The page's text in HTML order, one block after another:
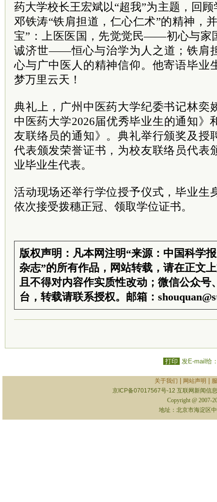
药大学校长王宏斌以“超我”为主题，回
邓铁涛“铁肩担道，仁心仁术”的精神，
宝”：上医医国，先觉觉民——初心与家
诚济世——恒心与治学为人之道；铁
心与广中医人的精神信仰。他寄语毕业
梦万里云天！
典礼上，广州中医药大学纪委书记林奕
中医药大学2026届优秀毕业生的通知》
友联络员的通知》。典礼举行颁奖及授
代表颁发荣誉证书，为校友联络员代表
业毕业生代表。
活动现场还举行学位授予仪式，毕业生
依次接受拨穗正冠、领取学位证书。
版权声明：凡本网注明“来源：中国科学
杂志”的所有作品，网站转载，请在正文
且不得对内容作实质性改动；微信公众号
台，转载请联系授权。邮箱：
打印 发E-mail给
关于我们 网站声明
京ICP备07017567号-12 互联网新闻信
Copyright @ 2007-
地址：北京市海淀区